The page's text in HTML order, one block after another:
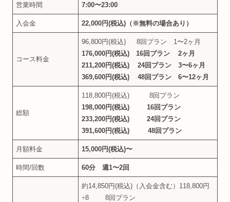
営業時間 7:00〜23:00
入会金 22,000円(税込)（※無料の場合あり）
コース料金
96,800円(税込) 8回プラン 1〜2ヶ月
176,000円(税込) 16回プラン 2ヶ月
211,200円(税込) 24回プラン 3〜6ヶ月
369,600円(税込) 48回プラン 6〜12ヶ月
総額
118,800円(税込) 8回プラン
198,000円(税込) 16回プラン
233,200円(税込) 24回プラン
391,600円(税込) 48回プラン
月額料金 15,000円(税込)〜
時間/回数 60分 週1〜2回
約14,850円(税込)（入会金含む）118,800円
÷8 8回プラン